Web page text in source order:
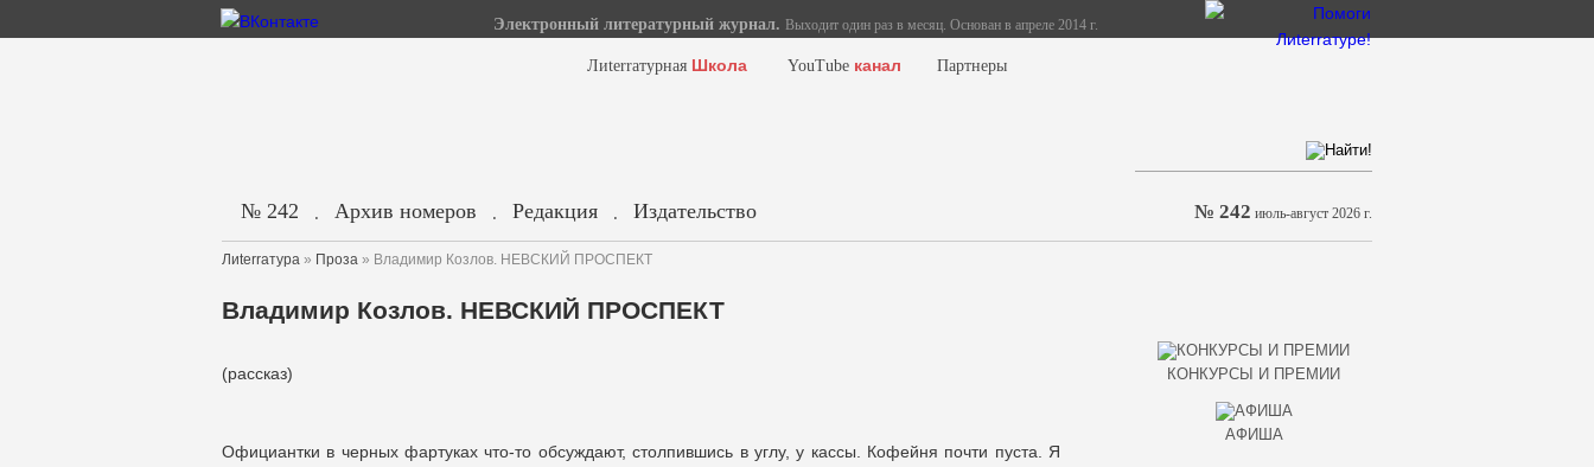
Электронный литературный журнал. Выходит один раз в месяц. Основан в апреле 2014 г.
Лиterraтурная Школа YouTube канал Партнеры
№ 242 . Архив номеров . Редакция . Издательство № 242 июль-август 2026 г.
Лиterraтура » Проза » Владимир Козлов. НЕВСКИЙ ПРОСПЕКТ
Владимир Козлов. НЕВСКИЙ ПРОСПЕКТ
(рассказ)
Официантки в черных фартуках что-то обсуждают, столпившись в углу, у кассы. Кофейня почти пуста. Я
КОНКУРСЫ И ПРЕМИИ
АФИША